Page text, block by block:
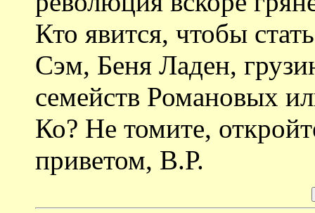
Кто явится, чтобы
Сэм, Беня Ладен,
семейств Романовых
Ко? Не томите,
приветом, В.Р.